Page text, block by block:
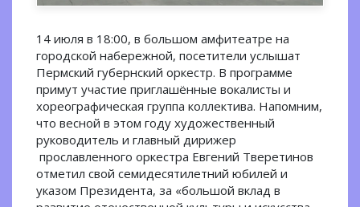
14 июля в 18:00, в большом амфитеатре на
городской набережной, посетители услышат
Пермский губернский оркестр. В программе
примут участие приглашённые вокалисты и
хореографическая группа коллектива. Напомним,
что весной в этом году художественный
руководитель и главный дирижер
прославленного оркестра Евгений Тверетинов
отметил свой семидесятилетний юбилей и
указом Президента, за «большой вклад в